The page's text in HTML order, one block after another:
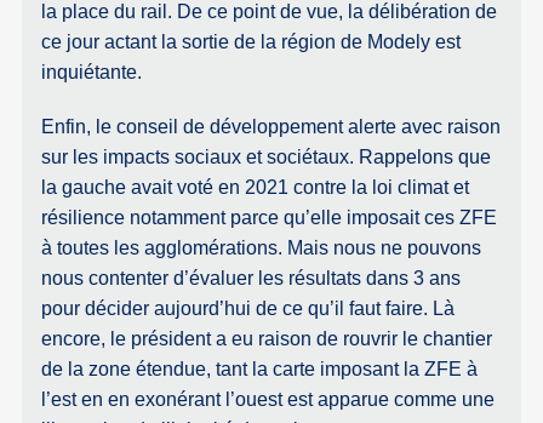
la place du rail. De ce point de vue, la délibération de
ce jour actant la sortie de la région de Modely est
inquiétante.
Enfin, le conseil de développement alerte avec raison
sur les impacts sociaux et sociétaux. Rappelons que
la gauche avait voté en 2021 contre la loi climat et
résilience notamment parce qu’elle imposait ces ZFE
à toutes les agglomérations. Mais nous ne pouvons
nous contenter d’évaluer les résultats dans 3 ans
pour décider aujourd’hui de ce qu’il faut faire. Là
encore, le président a eu raison de rouvrir le chantier
de la zone étendue, tant la carte imposant la ZFE à
l’est en en exonérant l’ouest est apparue comme une